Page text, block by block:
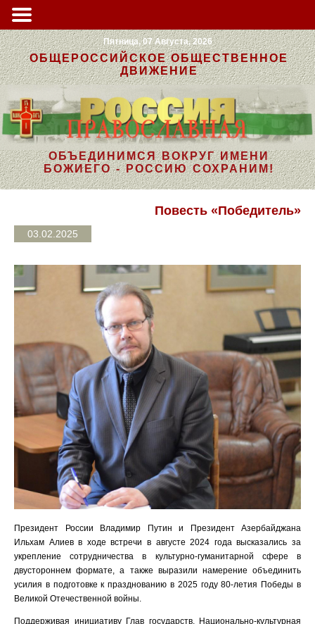
Пятница, 07 Августа, 2026
ОБЩЕРОССИЙСКОЕ ОБЩЕСТВЕННОЕ
ДВИЖЕНИЕ
ОБЪЕДИНИМСЯ ВОКРУГ ИМЕНИ
БОЖИЕГО - РОССИЮ СОХРАНИМ!
Повесть «Победитель»
03.02.2025
Президент России Владимир Путин и Президент Азербайджана
Ильхам Алиев в ходе встречи в августе 2024 года высказались за
укрепление сотрудничества в культурно-гуманитарной сфере в
двустороннем формате, а также выразили намерение объединить
усилия в подготовке к празднованию в 2025 году 80-летия Победы в
Великой Отечественной войны.
Поддерживая инициативу Глав государств, Национально-культурная